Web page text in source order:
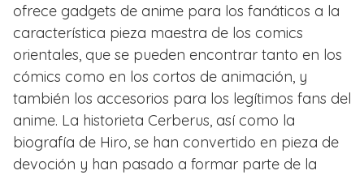
ofrece gadgets de anime para los fanáticos a la
característica pieza maestra de los comics
orientales, que se pueden encontrar tanto en los
cómics como en los cortos de animación, y
también los accesorios para los legítimos fans del
anime. La historieta Cerberus, así como la
biografía de Hiro, se han convertido en pieza de
devoción y han pasado a formar parte de la